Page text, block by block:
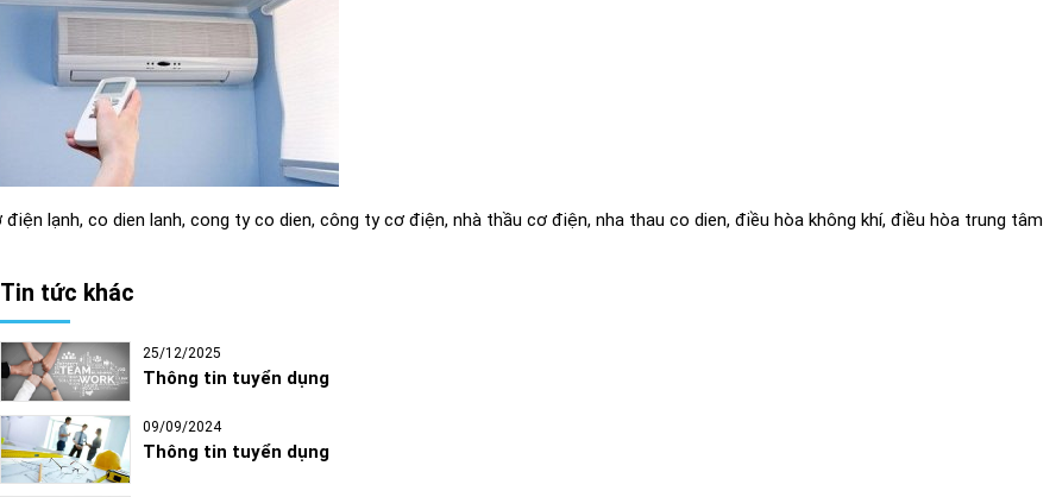
điện lạnh, co dien lanh, cong ty co dien, công ty cơ điện, nhà thầu cơ điện, nha thau co dien, điều hòa không khí, điều hòa trung tâm
Tin tức khác
25/12/2025
Thông tin tuyển dụng
09/09/2024
Thông tin tuyển dụng